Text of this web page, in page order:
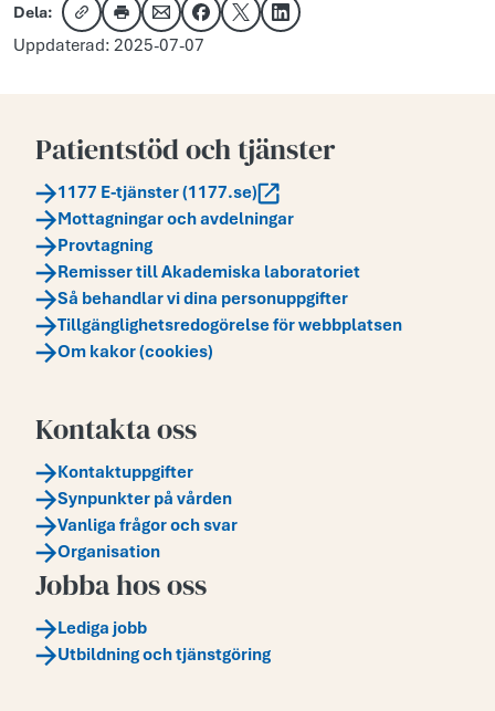
Dela:
Kopiera länk
Skriv utDela via e-post
Dela på Facebook
Dela på XDela på LinkedIn
Uppdaterad: 2025-07-07
Patientstöd och tjänster
1177 E-tjänster (1177.se)
Mottagningar och avdelningar
Provtagning
Remisser till Akademiska laboratoriet
Så behandlar vi dina personuppgifter
Tillgänglighetsredogörelse för webbplatsen
Om kakor (cookies)
Kontakta oss
Kontaktuppgifter
Synpunkter på vården
Vanliga frågor och svar
Organisation
Jobba hos oss
Lediga jobb
Utbildning och tjänstgöring